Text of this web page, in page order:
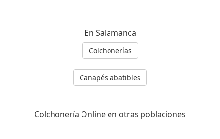
En Salamanca
Colchonerías
Canapés abatibles
Colchonería Online en otras poblaciones